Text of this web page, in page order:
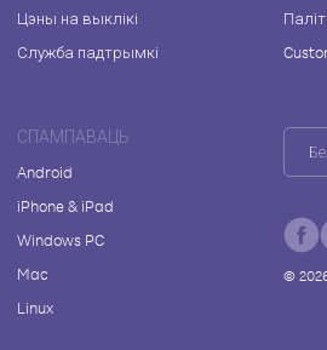
Цэны на выклікі
Служба падтрымкі
СПАМПАВАЦЬ
Android
iPhone & iPad
Windows PC
Mac
Linux
©